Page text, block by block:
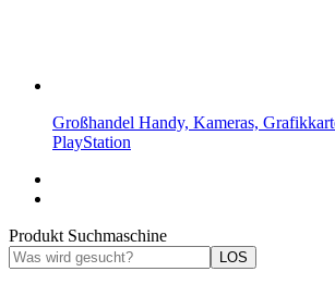
Großhandel Handy, Kameras,
PlayStation
Produkt Suchmaschine
LOS